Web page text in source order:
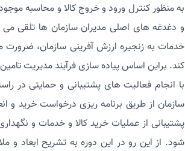
به منظور کنترل ورود و خروج کالا و محاسبه
و دغدغه های اصلی مدیران سازمان ها تلقی
خدمات به زنجیره ارزش آفرینی سازمان، ضرورت
کند. براین اساس پیاده سازی فرآیند مدیریت
با انجام فعالیت های پشتیبانی و حمایتی در
سازمان از طریق برنامه ریزی درخواست خرید و
پشتیبانی از عملیات خرید کالا و خدمات و
شود. از این رو در این دوره به تشریح ابعاد و